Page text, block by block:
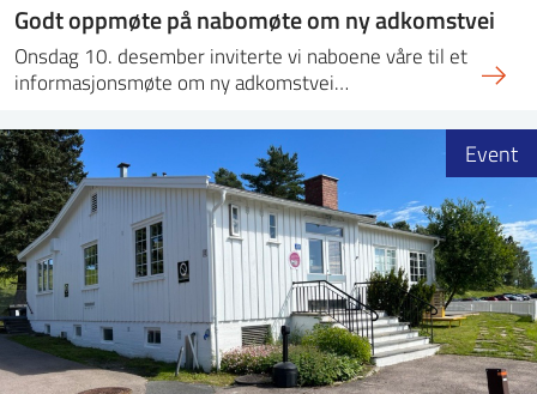
Godt oppmøte på nabomøte om ny adkomstvei
Onsdag 10. desember inviterte vi naboene våre til et
informasjonsmøte om ny adkomstvei…
Event